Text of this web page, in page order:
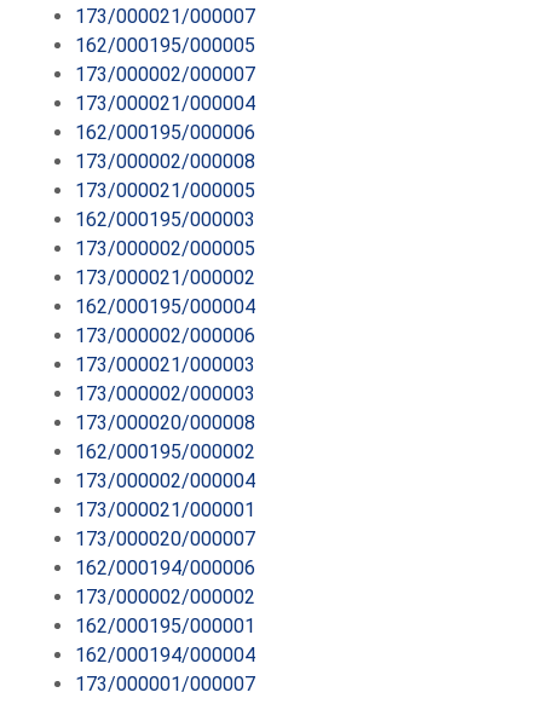
173/000021/000007
162/000195/000005
173/000002/000007
173/000021/000004
162/000195/000006
173/000002/000008
173/000021/000005
162/000195/000003
173/000002/000005
173/000021/000002
162/000195/000004
173/000002/000006
173/000021/000003
173/000002/000003
173/000020/000008
162/000195/000002
173/000002/000004
173/000021/000001
173/000020/000007
162/000194/000006
173/000002/000002
162/000195/000001
162/000194/000004
173/000001/000007